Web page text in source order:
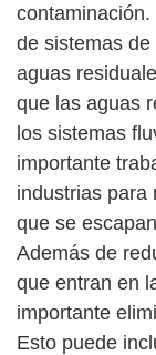
de sistemas
aguas
que las aguas
los sistemas
importante
industrias para
que se
Además de
que entran en
importante
Esto puede